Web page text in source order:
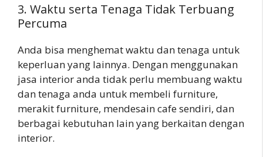
3. Waktu serta Tenaga Tidak Terbuang
Percuma
Anda bisa menghemat waktu dan tenaga untuk
keperluan yang lainnya. Dengan menggunakan
jasa interior anda tidak perlu membuang waktu
dan tenaga anda untuk membeli furniture,
merakit furniture, mendesain cafe sendiri, dan
berbagai kebutuhan lain yang berkaitan dengan
interior.